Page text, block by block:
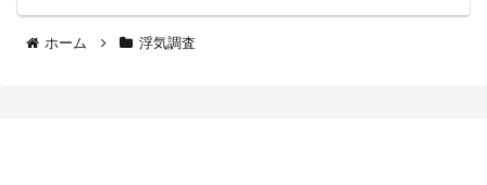
ホーム 浮気調査